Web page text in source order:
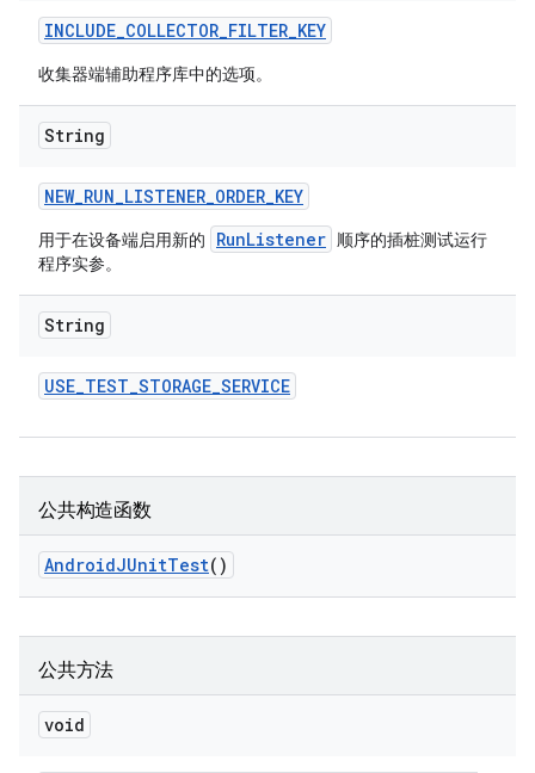
INCLUDE_COLLECTOR_FILTER_KEY
收集器端辅助程序库中的选项。
String
NEW_RUN_LISTENER_ORDER_KEY
用于在设备端启用新的 RunListener 顺序的插桩测试运行
程序实参。
String
USE_TEST_STORAGE_SERVICE
公共构造函数
AndroidJUnitTest()
公共方法
void